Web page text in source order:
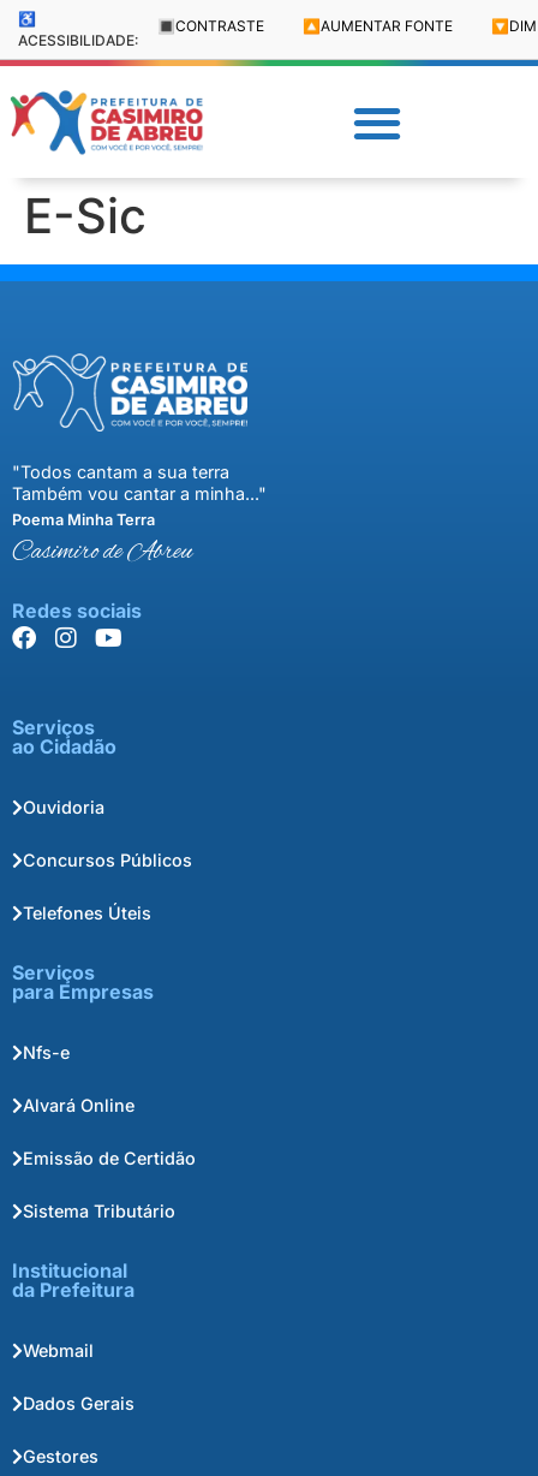
♿
ACESSIBILIDADE:
🔳 CONTRASTE 🔼 AUMENTAR FONTE 🔽
E-Sic
"Todos cantam a sua terra
Também vou cantar a minha..."
Poema Minha Terra
Casimiro de Abreu
Redes sociais
Serviços
ao Cidadão
Ouvidoria
Concursos Públicos
Telefones Úteis
Serviços
para Empresas
Nfs-e
Alvará Online
Emissão de Certidão
Sistema Tributário
Institucional
da Prefeitura
Webmail
Dados Gerais
Gestores